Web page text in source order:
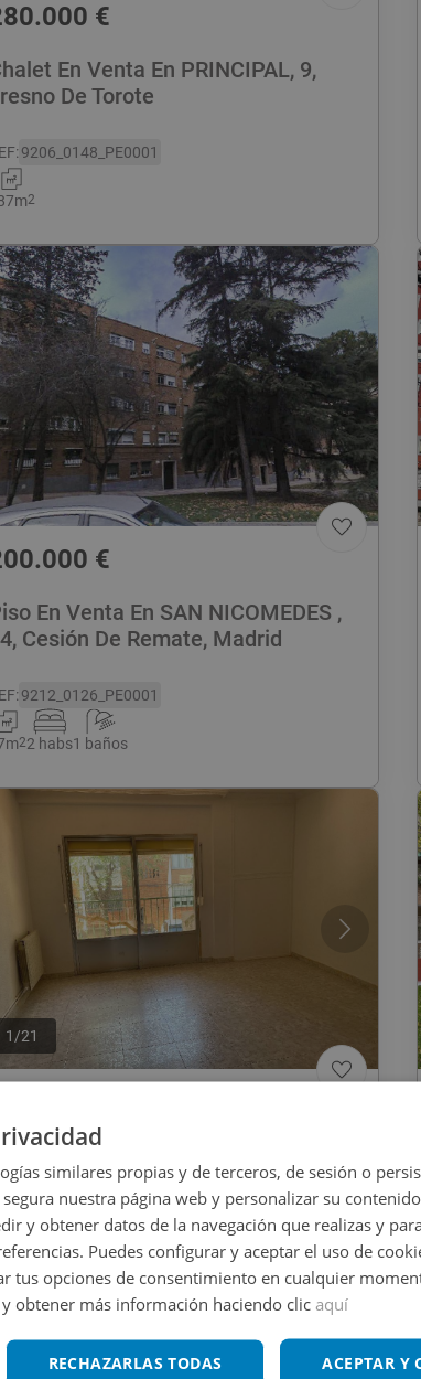
€
En Venta En PRINCIPAL, 9,
De Torote
:9206_0148_PE0001
m2
€
En Venta En SAN NICOMEDES ,
Cesión De Remate, Madrid
:9212_0126_PE0001
m22 habs1 baños
1 /21
En Venta En El Alamo
2302_0509_PE0001
m23 habs1 baños
similares propias y de terceros, de sesión o
nuestra página web y personalizar su
y obtener datos de la navegación que realizas y
Puedes configurar y aceptar el uso de
tus opciones de consentimiento en cualquier
obtener más información haciendo clic aquí
ACEPTAR Y
RECHAZARLAS TODAS